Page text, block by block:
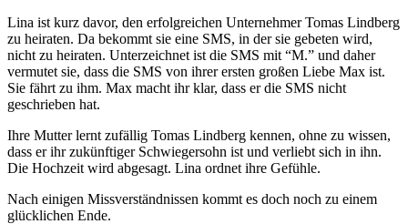
Lina ist kurz davor, den erfolgreichen Unternehmer Tomas Lindberg
zu heiraten. Da bekommt sie eine SMS, in der sie gebeten wird,
nicht zu heiraten. Unterzeichnet ist die SMS mit “M.” und daher
vermutet sie, dass die SMS von ihrer ersten großen Liebe Max ist.
Sie fährt zu ihm. Max macht ihr klar, dass er die SMS nicht
geschrieben hat.
Ihre Mutter lernt zufällig Tomas Lindberg kennen, ohne zu wissen,
dass er ihr zukünftiger Schwiegersohn ist und verliebt sich in ihn.
Die Hochzeit wird abgesagt. Lina ordnet ihre Gefühle.
Nach einigen Missverständnissen kommt es doch noch zu einem
glücklichen Ende.